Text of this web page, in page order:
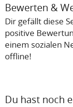
Bewerten &
Dir gefällt diese
positive
einem sozialen
offline!
Du hast noch